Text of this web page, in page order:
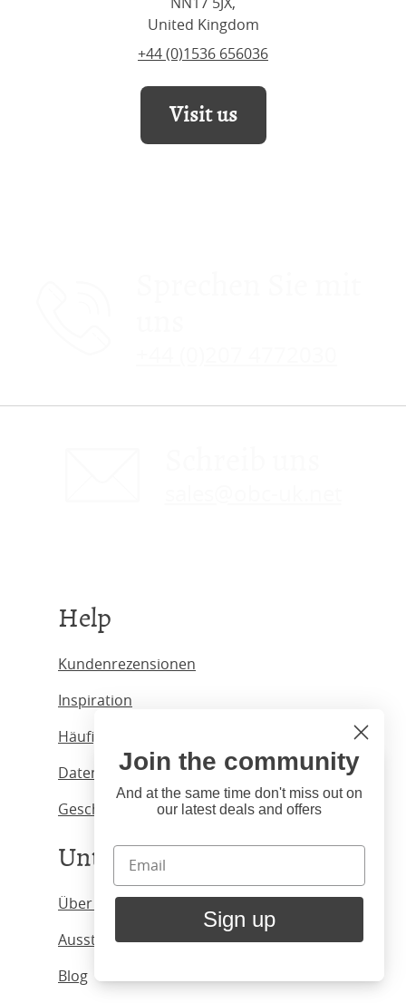
United Kingdom
+44 (0)1536 656036
Visit us
Help
Kundenrezensionen
Inspiration
Häufig gestellte Fragen
Datenschutzbestimmungen
Geschäftsbedingungen.
Unternehmen
Über uns
Ausstellungsräume
Blog
Hi
You're visiting us from United
States. Would you like to visit
our United States website?
United States Shop
Stay here
Close
Join the community
And at the same time don't miss out on
our latest deals and offers
Sign up